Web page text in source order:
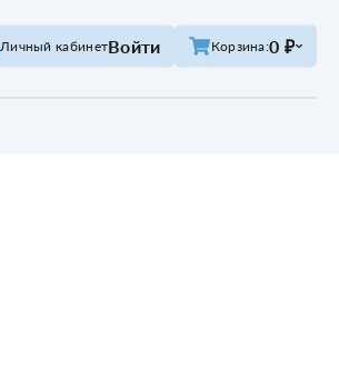
Личный кабинетВойти Корзина:0 ₽